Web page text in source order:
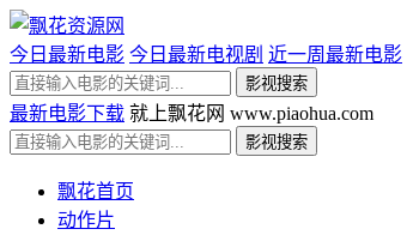
今日最新电影 今日最新电视剧 近一周最新电影
最新电影下载 就上飘花网 www.piaohua.com
飘花首页
动作片